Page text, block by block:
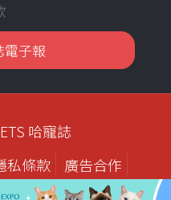
哈寵誌
私條款
廣告合作
物